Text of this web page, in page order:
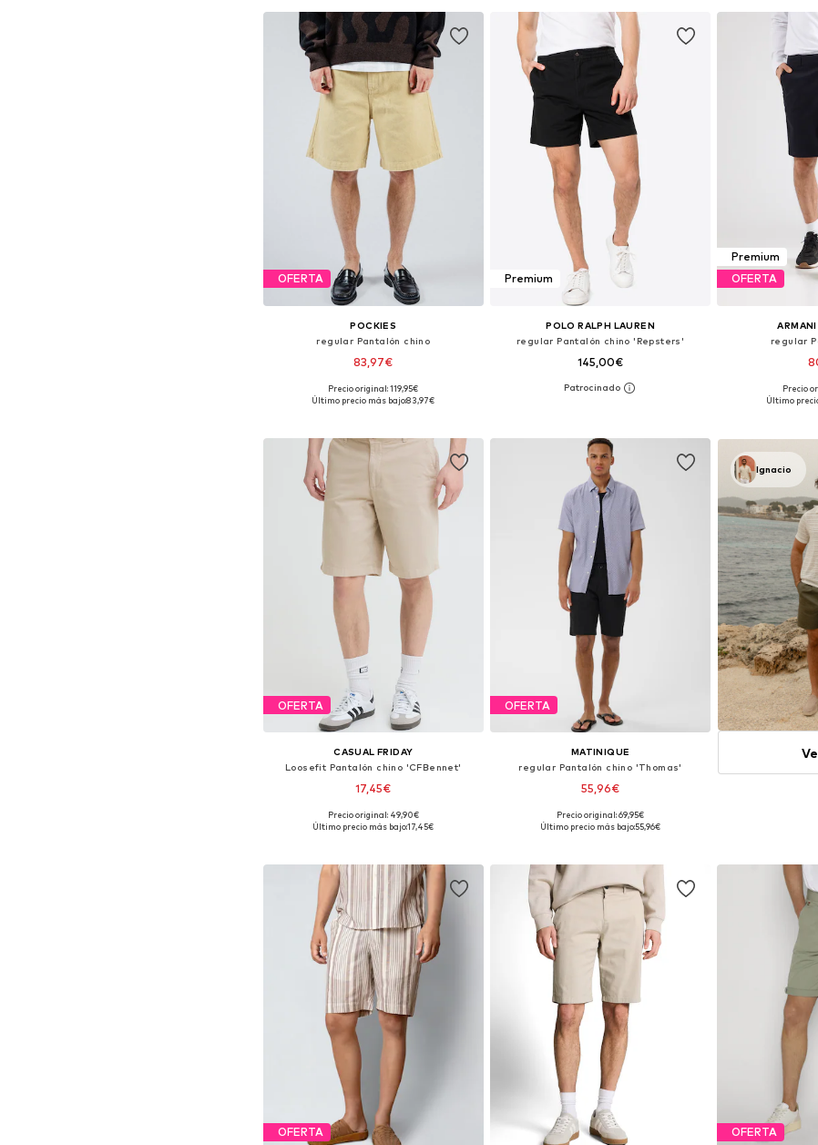
OFERTA
POCKIES
regular Pantalón chino
83,97€
Disponible en muchas tallas
Precio original: 119,95€
Último precio más bajo:83,97€
Premium
POLO RALPH LAUREN
regular Pantalón chino 'Repsters'
145,00€
Tallas disponibles: 31-32, 34, 35-36, 38
Premium
OFERTA
regular
Disponible
Precio
Último
OFERTA
CASUAL FRIDAY
Loosefit Pantalón chino 'CFBennet'
17,45€
+8
Tallas disponibles: 31-32, 34, 35-36
Precio original: 49,90€
Último precio más bajo:17,45€
OFERTA
MATINIQUE
regular Pantalón chino 'Thomas'
55,96€
Disponible en muchas tallas
Precio original: 69,95€
Último precio más bajo:55,96€
Ignacio
OFERTA OFERTA